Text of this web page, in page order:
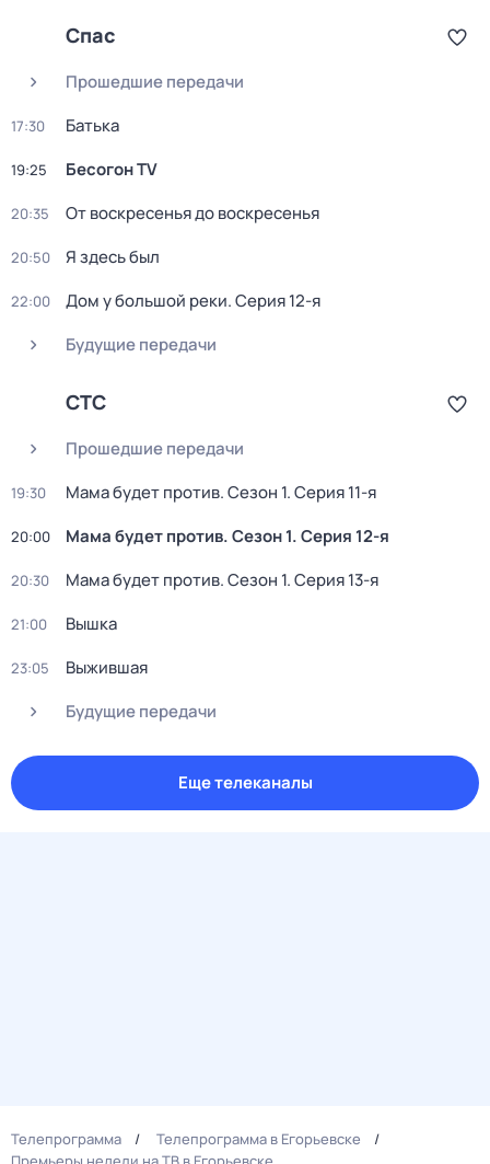
Спас
Прошедшие передачи
17:30 Батька
19:25 Бесогон TV
20:35 От воскресенья до воскресенья
20:50 Я здесь был
22:00 Дом у большой реки. Серия 12-я
Будущие передачи
СТС
Прошедшие передачи
19:30 Мама будет против. Сезон 1. Серия 11-я
20:00 Мама будет против. Сезон 1. Серия 12-я
20:30 Мама будет против. Сезон 1. Серия 13-я
21:00 Вышка
23:05
Выжившая
Будущие передачи
Еще телеканалы
Телепрограмма
Телепрограмма в Егорьевске